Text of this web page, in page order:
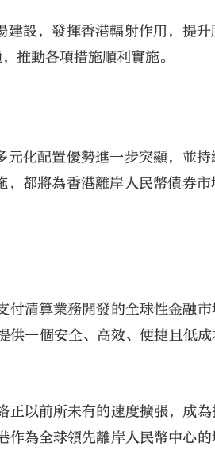
設，發揮香港輻射作用，提
推動各項措施順利實施。
化配置優勢進一步突顯，並
都將為香港離岸人民幣債券市
清算業務開發的全球性金融市
供一個安全、高效、便捷且低
正以前所未有的速度擴張，成
作為全球領先離岸人民幣中心